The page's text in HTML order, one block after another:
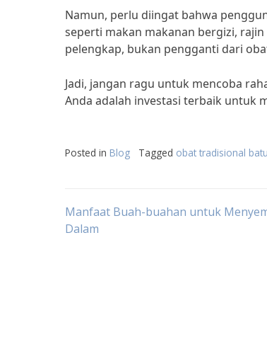
Namun, perlu diingat bahwa
seperti makan makanan bergizi,
pelengkap, bukan pengganti dari
Jadi, jangan ragu untuk mencoba
Anda adalah investasi terbaik untuk
Posted in Blog Tagged obat tradisional
Post
Manfaat Buah-buahan untuk
Dalam